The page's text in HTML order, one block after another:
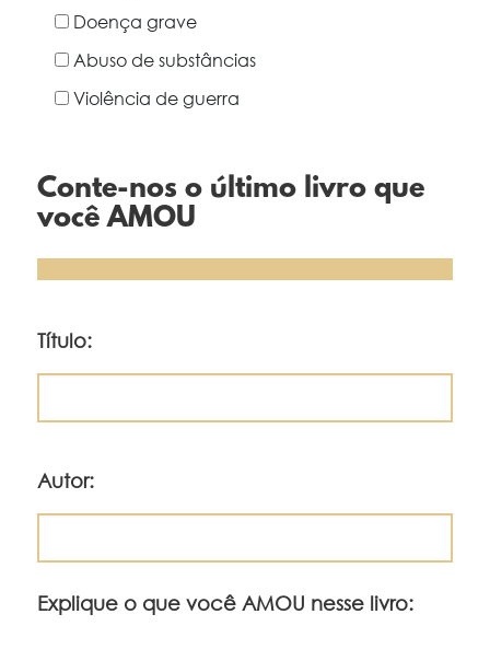
Doença grave
Abuso de substâncias
Violência de guerra
Conte-nos o último livro que
você AMOU
Título:
Autor:
Explique o que você AMOU nesse livro: